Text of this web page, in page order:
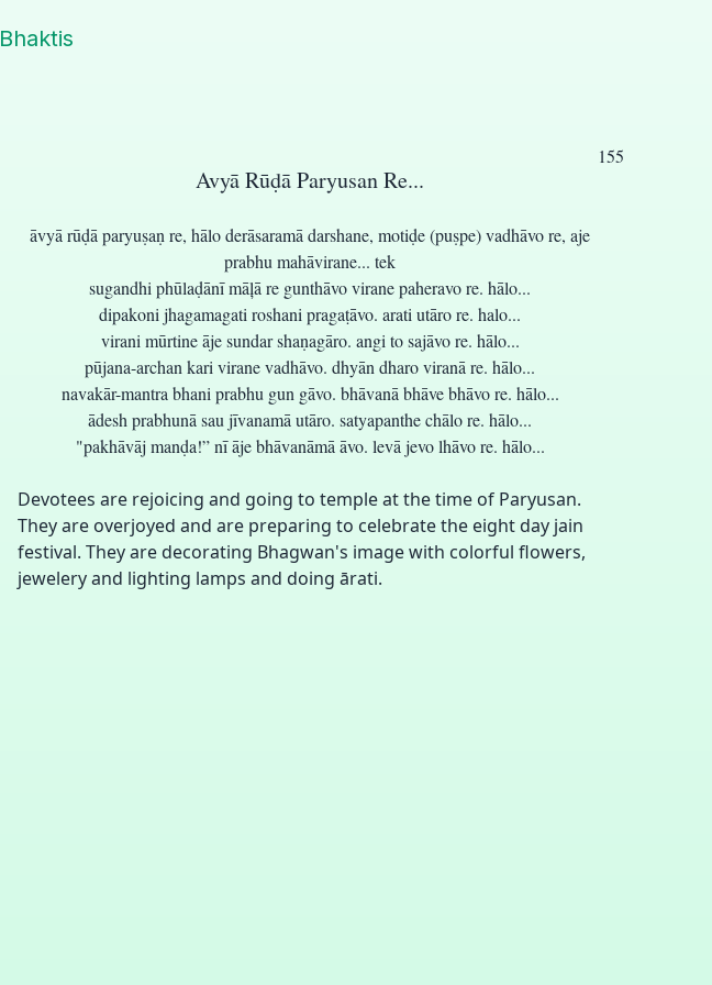
Bhaktis
Avyā Rūḍā Paryusan Re...
āvyā rūḍā paryuṣaṇ re, hālo derāsaramā darshane, motiḍe (puṣpe) vadhāvo re, aje
prabhu mahāvirane... tek
sugandhi phūlaḍānī māļā re gunthāvo virane paheravo re. hālo...
dipakoni jhagamagati roshani pragaṭāvo. arati utāro re. halo...
virani mūrtine āje sundar shaṇagāro. angi to sajāvo re. hālo...
pūjana-archan kari virane vadhāvo. dhyān dharo viranā re. hālo...
navakār-mantra bhani prabhu gun gāvo. bhāvanā bhāve bhāvo re. hālo...
ādesh prabhunā sau jīvanamā utāro. satyapanthe chālo re. hālo...
"pakhāvāj manḍa!” nī āje bhāvanāmā āvo. levā jevo lhāvo re. hālo...
Devotees are rejoicing and going to temple at the time of Paryusan.
They are overjoyed and are preparing to celebrate the eight day jain
festival. They are decorating Bhagwan's image with colorful flowers,
jewelery and lighting lamps and doing ārati.
155